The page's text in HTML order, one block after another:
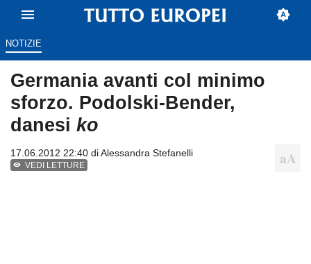
NOTIZIE
Germania avanti col minimo
sforzo. Podolski-Bender,
danesi ko
17.06.2012 22:40 diAlessandra Stefanelli
VEDI LETTURE